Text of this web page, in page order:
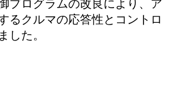
プログラムの改良により、ア
るクルマの応答性とコントロ
した。